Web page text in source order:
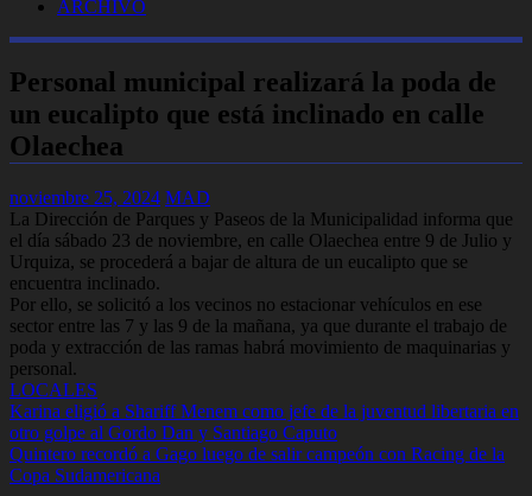
ARCHIVO
Personal municipal realizará la poda de
un eucalipto que está inclinado en calle
Olaechea
noviembre 25, 2024 MAD
La Dirección de Parques y Paseos de la Municipalidad informa que
el día sábado 23 de noviembre, en calle Olaechea entre 9 de Julio y
Urquiza, se procederá a bajar de altura de un eucalipto que se
encuentra inclinado.
Por ello, se solicitó a los vecinos no estacionar vehículos en ese
sector entre las 7 y las 9 de la mañana, ya que durante el trabajo de
poda y extracción de las ramas habrá movimiento de maquinarias y
personal.
LOCALES
Navegación
de
entradas
Karina eligió a Shariff Menem como jefe de la juventud libertaria en
otro golpe al Gordo Dan y Santiago Caputo
Quintero recordó a Gago luego de salir campeón con Racing de la
Copa Sudamericana